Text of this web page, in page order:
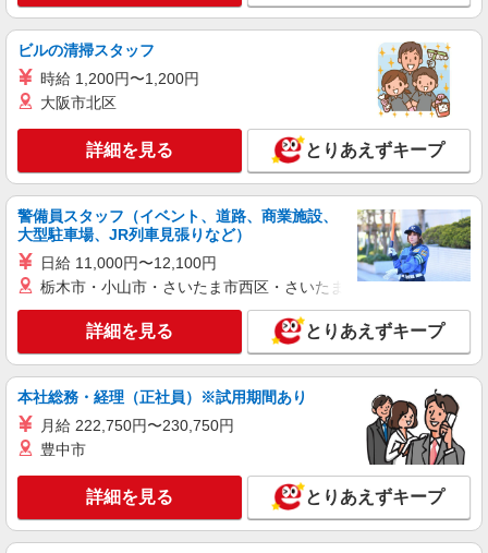
ビルの清掃スタッフ
時給 1,200円〜1,200円
大阪市北区
詳細を見る とりあえずキープ
警備員スタッフ（イベント、道路、商業施設、
大型駐車場、JR列車見張りなど）
日給 11,000円〜12,100円
栃木市・小山市・さいたま市西区・さいたま市岩槻区・久喜市・
詳細を見る とりあえずキープ
本社総務・経理（正社員）※試用期間あり
月給 222,750円〜230,750円
豊中市
詳細を見る とりあえずキープ